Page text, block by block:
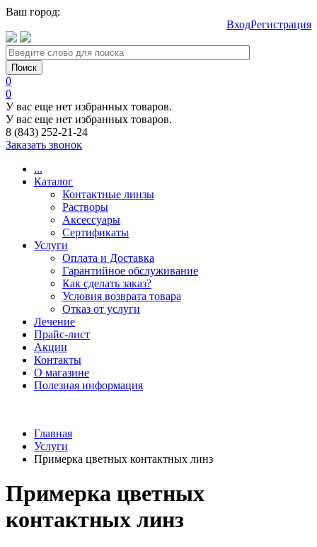
Ваш город:
ВходРегистрация
0
0
У вас еще нет избранных товаров.
У вас еще нет избранных товаров.
8 (843) 252-21-24
Заказать звонок
...
Каталог
Контактные линзы
Растворы
Аксессуары
Сертификаты
Услуги
Оплата и Доставка
Гарантийное обслуживание
Как сделать заказ?
Условия возврата товара
Отказ от услуги
Лечение
Прайс-лист
Акции
Контакты
О магазине
Полезная информация
Главная
Услуги
Примерка цветных контактных линз
Примерка цветных
контактных линз